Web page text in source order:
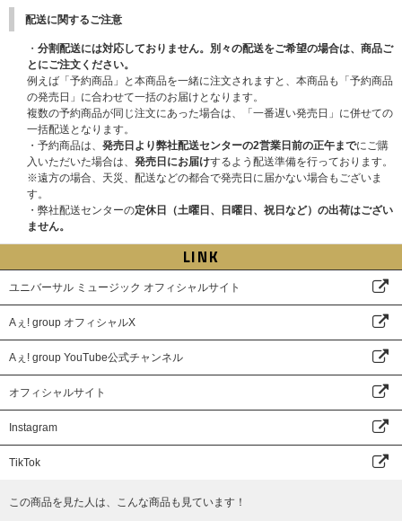
配送に関するご注意
・ 分割配送には対応しておりません。別々の配送をご希望の場合は、商品ご
とにご注文ください。
例えば「予約商品」と本商品を一緒に注文されますと、本商品も「予約商品
の発売日」に合わせて一括のお届けとなります。
複数の予約商品が同じ注文にあった場合は、「一番遅い発売日」に併せての
一括配送となります。
・予約商品は、 発売日より弊社配送センターの2営業日前の正午までにご購
入いただいた場合は、 発売日にお届けするよう配送準備を行っております。
※遠方の場合、天災、配送などの都合で発売日に届かない場合もございま
す。
・弊社配送センターの定休日（土曜日、日曜日、祝日など）の出荷はござい
ません。
LINK
ユニバーサル ミュージック オフィシャルサイト
Aぇ! group オフィシャルX
Aぇ! group YouTube公式チャンネル
オフィシャルサイト
Instagram
TikTok
この商品を見た人は、こんな商品も見ています！